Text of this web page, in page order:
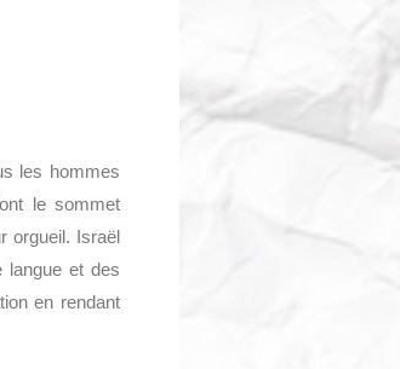
les hommes
le sommet
orgueil. Israël
langue et des
en rendant